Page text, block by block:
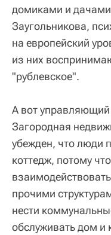
домиками и
Заугольникова,
на европейский
из них
"рублевское".
А вот
Загородная
убежден, что люди
коттедж, потому
прочими
нести
обслуживать дом и